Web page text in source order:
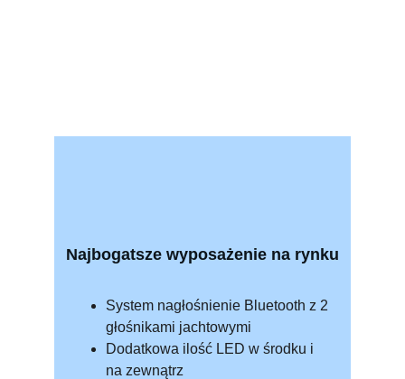
System nagłośnienie Bluetooth z 2
głośnikami jachtowymi
Dodatkowa ilość LED w środku i
na zewnątrz
Najbogatsze wyposażenie na rynku